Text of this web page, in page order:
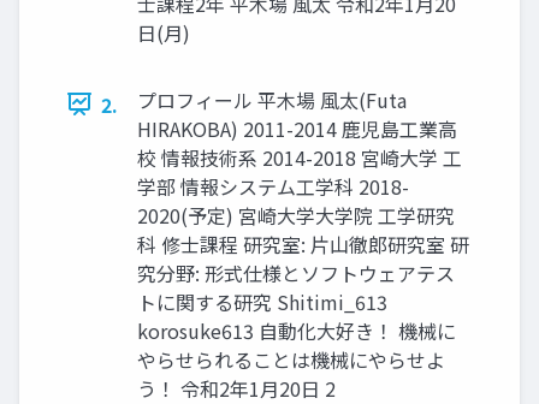
⽇(⽉)
2.
プロフィール 平⽊場 ⾵太(Futa
HIRAKOBA) 2011-2014 ⿅児島⼯業⾼
校 情報技術系 2014-2018 宮崎⼤学 ⼯
学部 情報システム⼯学科 2018-
2020(予定) 宮崎⼤学⼤学院 ⼯学研究
科 修⼠課程 研究室: ⽚⼭徹郎研究室 研
究分野: 形式仕様とソフトウェアテス
トに関する研究 Shitimi_613
korosuke613 ⾃動化⼤好き！ 機械に
やらせられることは機械にやらせよ
う！ 令和2年1⽉20⽇ 2